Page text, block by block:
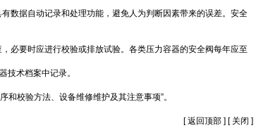
数据自动记录和处理功能，避免人为判断因素带来的误差。安全
必要时应进行校验或排放试验。各类压力容器的安全阀每年应至
技术档案中记录。
校验方法、设备维修维护及其注意事项”。
[返回顶部 ] [ 关闭 ]